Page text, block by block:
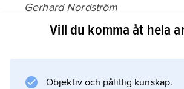
Gerhard Nordström
, utst.kat., Lunds konsthall (1995);
Vill du komma åt hela
Objektiv och pålitlig kunskap.